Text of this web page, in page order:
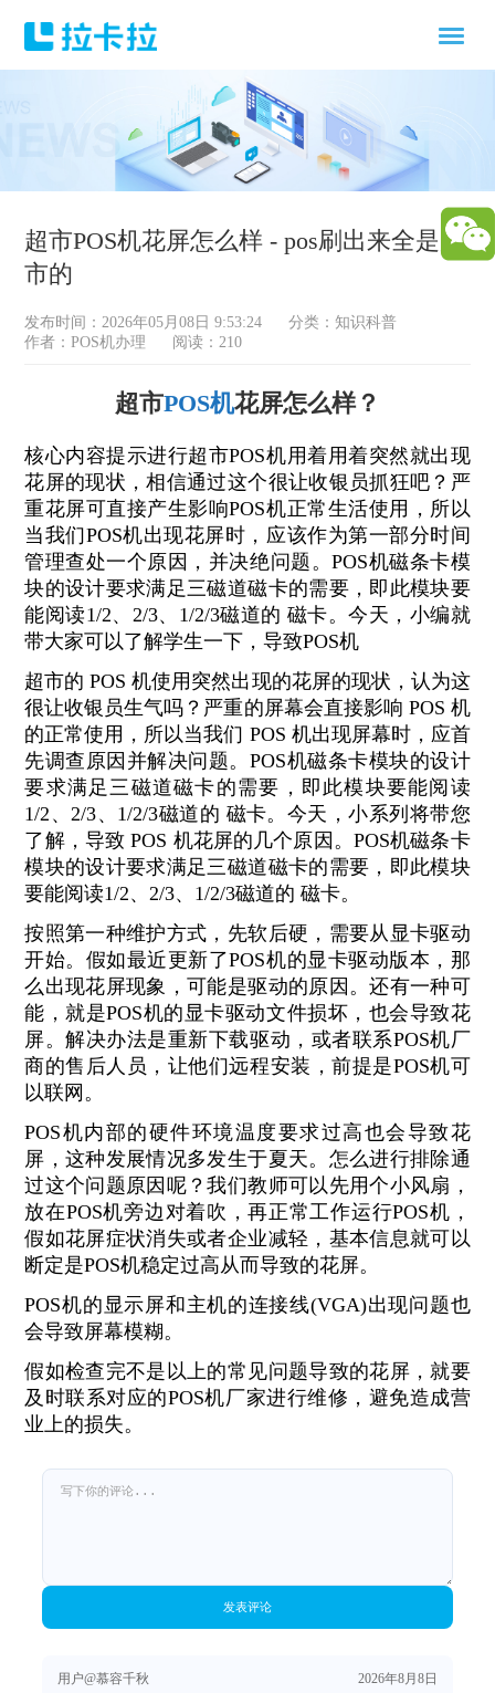
超市POS机花屏怎么样 - pos刷出来全是超
市的
发布时间：2026年05月08日 9:53:24 分类：知识科普
作者：POS机办理
阅读：210
超市POS机花屏怎么样？
核心内容提示进行超市POS机用着用着突然就出现
花屏的现状，相信通过这个很让收银员抓狂吧？严
重花屏可直接产生影响POS机正常生活使用，所以
当我们POS机出现花屏时，应该作为第一部分时间
管理查处一个原因，并决绝问题。POS机磁条卡模
块的设计要求满足三磁道磁卡的需要，即此模块要
能阅读1/2、2/3、1/2/3磁道的 磁卡。今天，小编就
带大家可以了解学生一下，导致POS机
超市的 POS 机使用突然出现的花屏的现状，认为这
很让收银员生气吗？严重的屏幕会直接影响 POS 机
的正常使用，所以当我们 POS 机出现屏幕时，应首
先调查原因并解决问题。POS机磁条卡模块的设计
要求满足三磁道磁卡的需要，即此模块要能阅读
1/2、2/3、1/2/3磁道的 磁卡。今天，小系列将带您
了解，导致 POS 机花屏的几个原因。POS机磁条卡
模块的设计要求满足三磁道磁卡的需要，即此模块
要能阅读1/2、2/3、1/2/3磁道的 磁卡。
按照第一种维护方式，先软后硬，需要从显卡驱动
开始。假如最近更新了POS机的显卡驱动版本，那
么出现花屏现象，可能是驱动的原因。还有一种可
能，就是POS机的显卡驱动文件损坏，也会导致花
屏。解决办法是重新下载驱动，或者联系POS机厂
商的售后人员，让他们远程安装，前提是POS机可
以联网。
POS机内部的硬件环境温度要求过高也会导致花
屏，这种发展情况多发生于夏天。怎么进行排除通
过这个问题原因呢？我们教师可以先用个小风扇，
放在POS机旁边对着吹，再正常工作运行POS机，
假如花屏症状消失或者企业减轻，基本信息就可以
断定是POS机稳定过高从而导致的花屏。
POS机的显示屏和主机的连接线(VGA)出现问题也
会导致屏幕模糊。
假如检查完不是以上的常见问题导致的花屏，就要
及时联系对应的POS机厂家进行维修，避免造成营
业上的损失。
发表评论
用户@慕容千秋 2026年8月8日